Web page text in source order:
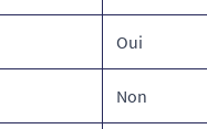
Oui
Non